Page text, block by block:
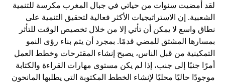
لقد أمضيت سنوات من حياتي في جبال المغرب مكرسة للتنمية
الشعبية. إن الاستراتيجيات الأكثر فعالية لتحقيق التنمية على
نطاق واسع لا يمكن أن تأتي إلا من خلال تخصيص الوقت للتأثر
بمسارها المشتق للمضي قدمًا. بمجرد أن يتم بناء رؤى النمو
التمكينية من قبل الناس، يصبح إنشاء المقترحات وخطط العمل
أمرًا جنبًا إلى جنب، إذا لم يكن مستوى مهارات القراءة والكتابة
موجودًا حاليًا محليًا لإنشاء الخطط المكتوبة التي يطلبها المانحون